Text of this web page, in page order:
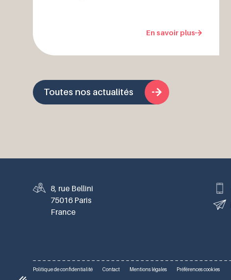
En savoir plus
Toutes nos actualités
8, rue Bellini
75016 Paris
France
Politique de confidentialité Contact Mentions légales Préférences cookies